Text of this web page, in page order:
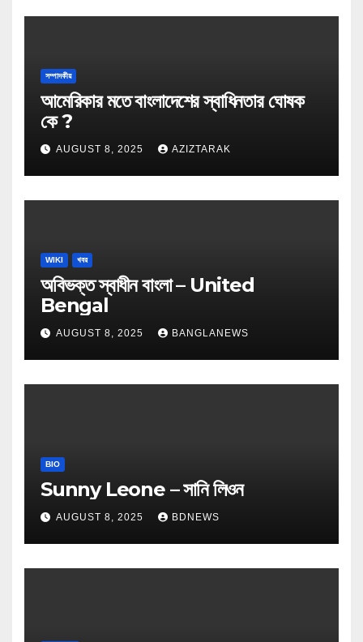
সম্পাদকীয়
আমেরিকার মতে বাংলাদেশের স্বাধিনতার ঘোষক
কে ?
AUGUST 8, 2025 AZIZTARAK
WIKI খবর
অবিভক্ত স্বাধীন বাংলা – United
Bengal
AUGUST 8, 2025 BANGLANEWS
BIO
Sunny Leone – সানি লিওন
AUGUST 8, 2025 BDNEWS